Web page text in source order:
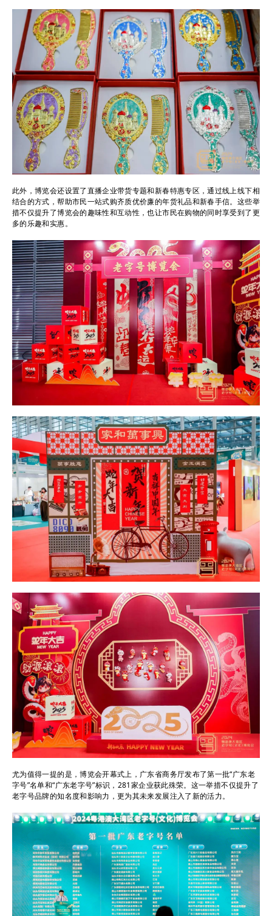
此外，博览会还设置了直播企业带货专题和新春特惠专区，通过线上线下相
结合的方式，帮助市民一站式购齐质优价廉的年货礼品和新春手信。这些举
措不仅提升了博览会的趣味性和互动性，也让市民在购物的同时享受到了更
多的乐趣和实惠。
尤为值得一提的是，博览会开幕式上，广东省商务厅发布了第一批“广东老
字号”名单和“广东老字号”标识，281家企业获此殊荣。这一举措不仅提升了
老字号品牌的知名度和影响力，更为其未来发展注入了新的活力。